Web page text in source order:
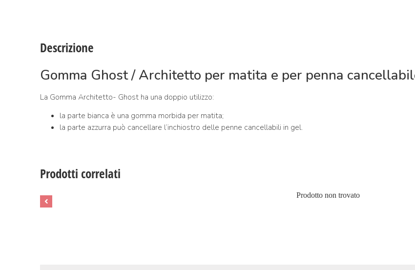
Descrizione
Gomma Ghost / Architetto per matita e per penna
La Gomma Architetto- Ghost ha una doppio utilizzo:
la parte bianca è una gomma morbida per matita;
la parte azzurra può cancellare l’inchiostro delle penne cancellabili in gel.
Prodotti correlati
Prodotto non trovato